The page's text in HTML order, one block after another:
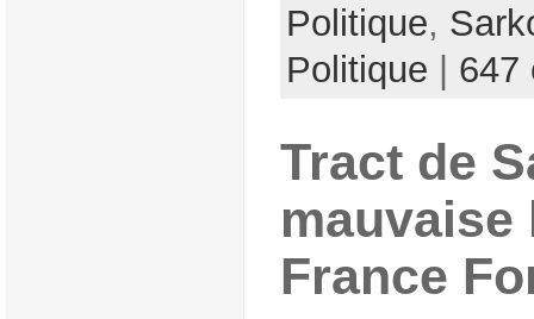
Politique,
Politique | 647
Tract de
mauvaise
France